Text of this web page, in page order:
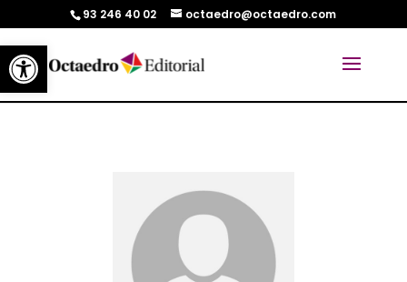
Abrir barra de herramientas
93 246 40 02 octaedro@octaedro.com